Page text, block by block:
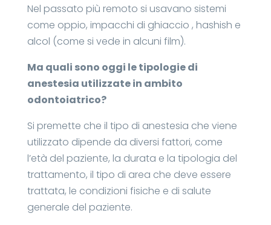
Nel passato più remoto si usavano sistemi
come oppio, impacchi di ghiaccio , hashish e
alcol (come si vede in alcuni film).
Ma quali sono oggi le tipologie di
anestesia utilizzate in ambito
odontoiatrico?
Si premette che il tipo di anestesia che viene
utilizzato dipende da diversi fattori, come
l’età del paziente, la durata e la tipologia del
trattamento, il tipo di area che deve essere
trattata, le condizioni fisiche e di salute
generale del paziente.